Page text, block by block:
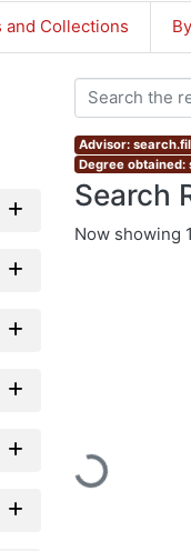
and Collections
Advisor:
Degree
Search
Now showing
Loading...